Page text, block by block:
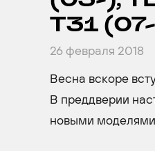
T31
26 февраля 2018
Весна вскоре
В преддверии
новыми моделями